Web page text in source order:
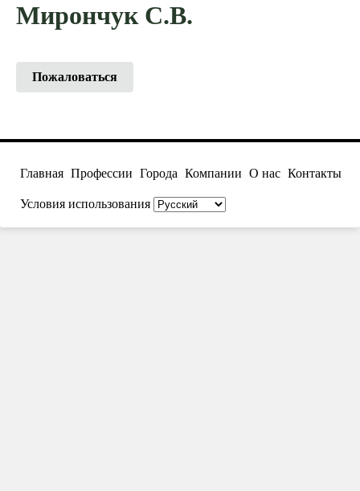
Мирончук С.В.
Пожаловаться
Главная Профессии Города Компании О нас Контакты
Условия использования